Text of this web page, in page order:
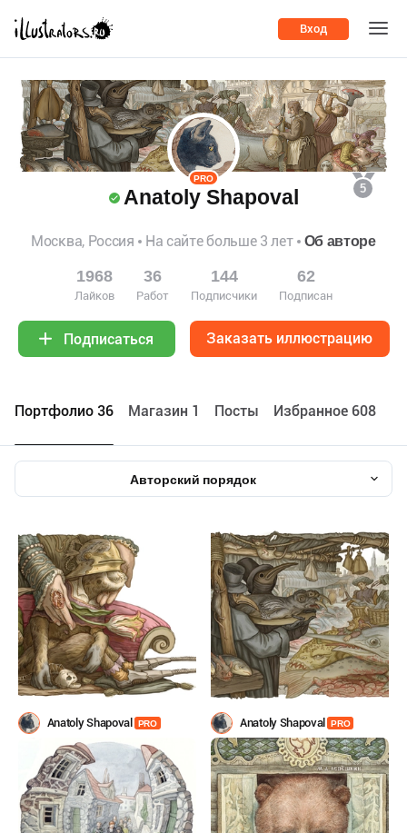
Вход
5
PRO
Anatoly Shapoval
Москва, Россия На сайте больше 3 лет Об авторе
1968
Лайков
36
Работ
144
Подписчики
62
Подписан
Подписаться Заказать иллюстрацию
Портфолио 36 Maгазин 1 Посты Избранное 608
Авторский порядок
Anatoly Shapoval PRO Anatoly Shapoval PRO